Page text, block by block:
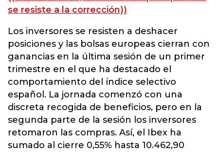
se resiste a la corrección))
Los inversores se resisten a deshacer
posiciones y las bolsas europeas cierran con
ganancias en la última sesión de un primer
trimestre en el que ha destacado el
comportamiento del índice selectivo
español. La jornada comenzó con una
discreta recogida de beneficios, pero en la
segunda parte de la sesión los inversores
retomaron las compras. Así, el Ibex ha
sumado al cierre 0,55% hasta 10.462,90